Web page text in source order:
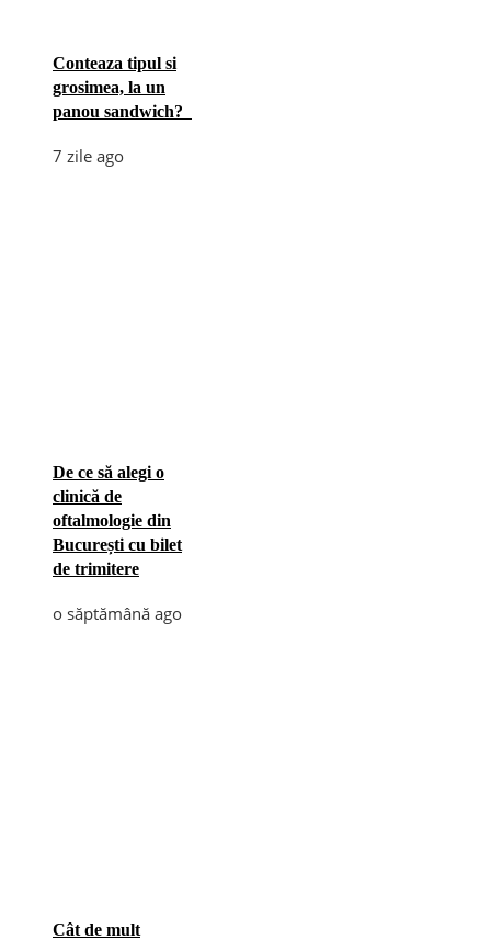
Conteaza tipul si
grosimea, la un
panou sandwich?
7 zile ago
De ce să alegi o
clinică de
oftalmologie din
București cu bilet
de trimitere
o săptămână ago
Cât de mult